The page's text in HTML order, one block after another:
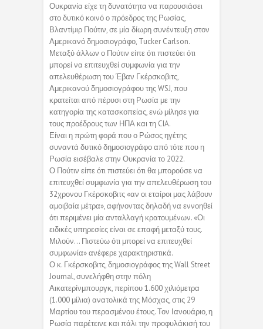
Ουκρανία είχε τη δυνατότητα να παρουσιάσει
στο δυτικό κοινό ο πρόεδρος της Ρωσίας,
Βλαντίμιρ Πούτιν, σε μία δίωρη συνέντευξη στον
Αμερικανό δημοσιογράφο, Tucker Carlson.
Μεταξύ άλλων ο Πούτιν είπε ότι πιστεύει ότι
μπορεί να επιτευχθεί συμφωνία για την
απελευθέρωση του Έβαν Γκέρσκοβιτς,
Αμερικανού δημοσιογράφου της WSJ, που
κρατείται από πέρυσι στη Ρωσία με την
κατηγορία της κατασκοπείας, ενώ μίλησε για
τους προέδρους των ΗΠΑ και τη CIA.
Είναι η πρώτη φορά που ο Ρώσος ηγέτης
συναντά δυτικό δημοσιογράφο από τότε που η
Ρωσία εισέβαλε στην Ουκρανία το 2022.
Ο Πούτιν είπε ότι πιστεύει ότι θα μπορούσε να
επιτευχθεί συμφωνία για την απελευθέρωση του
32χρονου Γκέρσκοβιτς «αν οι εταίροι μας λάβουν
αμοιβαία μέτρα», αφήνοντας δηλαδή να εννοηθεί
ότι περιμένει μία ανταλλαγή κρατουμένων. «Οι
ειδικές υπηρεσίες είναι σε επαφή μεταξύ τους.
Μιλούν… Πιστεύω ότι μπορεί να επιτευχθεί
συμφωνία» ανέφερε χαρακτηριστικά.
Ο κ. Γκέρσκοβιτς, δημοσιογράφος της Wall Street
Journal, συνελήφθη στην πόλη
Αικατερίνμπουργκ, περίπου 1.600 χιλιόμετρα
(1.000 μίλια) ανατολικά της Μόσχας, στις 29
Μαρτίου του περασμένου έτους. Τον Ιανουάριο, η
Ρωσία παρέτεινε και πάλι την προφυλάκισή του